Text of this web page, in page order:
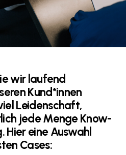
wir laufend
Kund*innen
Leidenschaft,
jede Menge Know-
Hier eine Auswahl
Cases: